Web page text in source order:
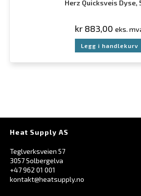
Herz Quicksveis Dyse,
kr883,00 eks.
Legg i handlekurv
Heat Supply AS
Teglverksveien 57
3057 Solbergelva
+47 962 01 001
kontakt@heatsupply.no